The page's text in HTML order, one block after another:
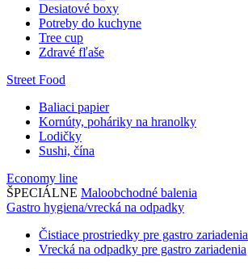
Desiatové boxy
Potreby do kuchyne
Tree cup
Zdravé fľaše
Street Food
Baliaci papier
Kornúty, poháriky na hranolky
Lodičky
Sushi, čína
Economy line
ŠPECIÁLNE Maloobchodné balenia
Gastro hygiena/vrecká na odpadky
Čistiace prostriedky pre gastro zariadenia
Vrecká na odpadky pre gastro zariadenia